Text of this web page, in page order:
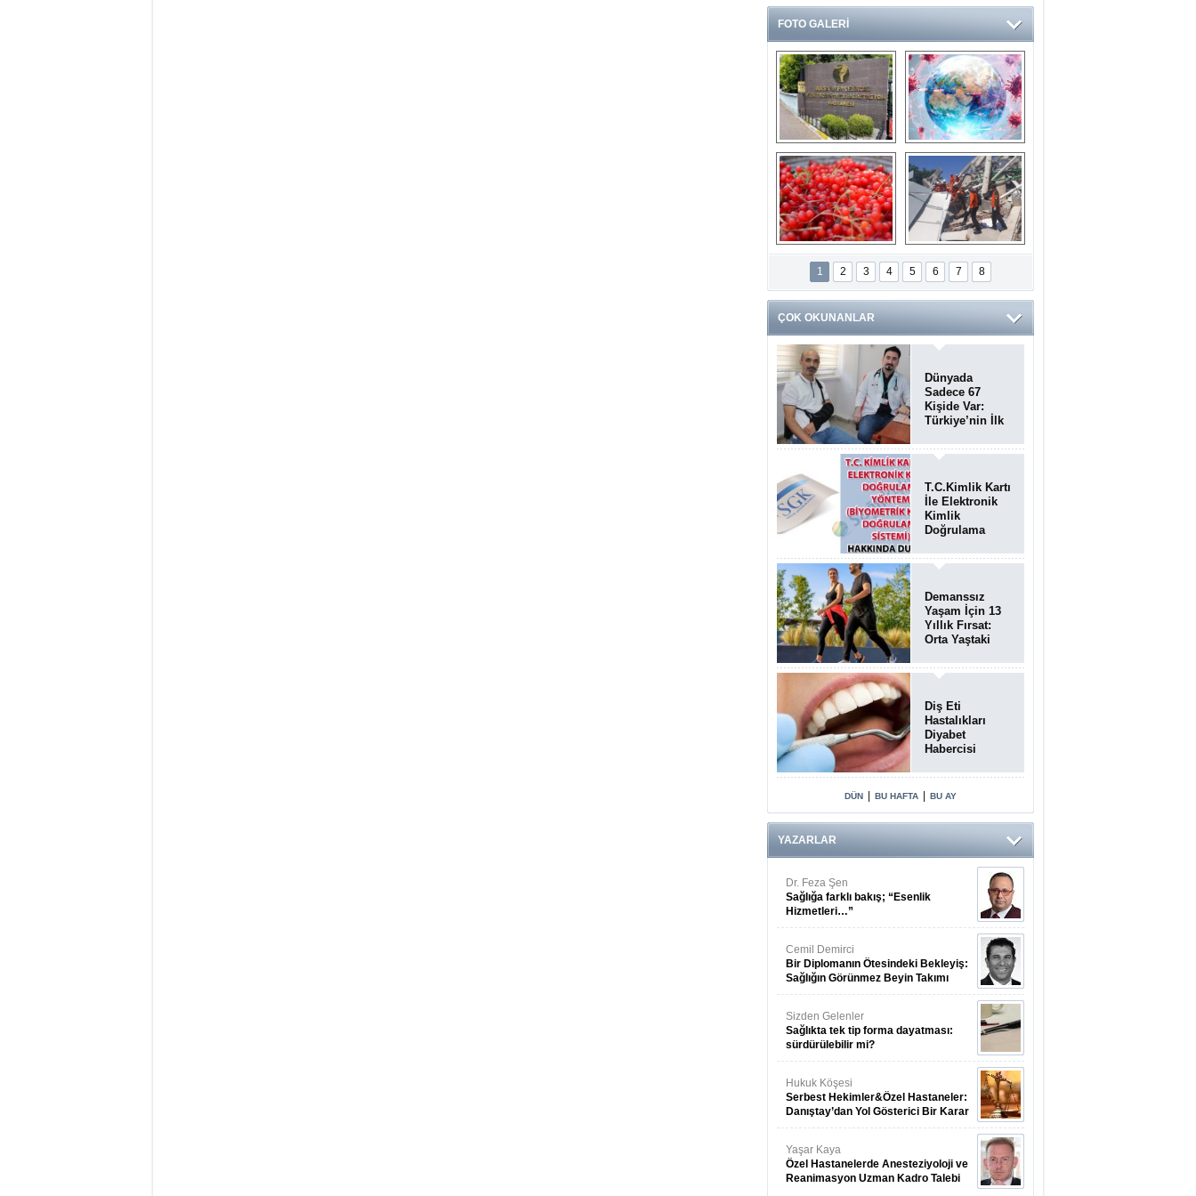
FOTO GALERİ
Ve burası da bir
devlet hastanesi
14 soruda
Koronavirüs
hakkında kendinizi
test edin...
Gilaburu meyvesi
kanserden koruyor
Endonezya’daki
deprem: Ölü sayısı
bin 203'e yükseldi
1 2 3 4 5 6 7 8
ÇOK OKUNANLAR
Dünyada
Sadece 67
Kişide Var:
Türkiye’nin İlk
Sendromu
Vakası
Teşhis Edildi
T.C.Kimlik Kartı
İle Elektronik
Kimlik
Doğrulama
(Biyometrik
Kimlik
Sistemi)
07.08.2026
Demanssız
Yaşam İçin 13
Yıllık Fırsat:
Orta Yaştaki
Beyin Sağlığını
Belirliyor
Diş Eti
Hastalıkları
Diyabet
Habercisi
Sağlığı Ve
Şeker
Yönlü Bağ
DÜN BU HAFTA BU AY
YAZARLAR
Dr. Feza Şen
Sağlığa farklı bakış; “Esenlik
Hizmetleri…”
Cemil Demirci
Bir Diplomanın Ötesindeki Bekleyiş:
Sağlığın Görünmez Beyin Takımı
Sizden Gelenler
Sağlıkta tek tip forma dayatması:
sürdürülebilir mi?
Hukuk Köşesi
Serbest Hekimler&Özel Hastaneler:
Danıştay’dan Yol Gösterici Bir Karar
Yaşar Kaya
Özel Hastanelerde Anesteziyoloji ve
Reanimasyon Uzman Kadro Talebi